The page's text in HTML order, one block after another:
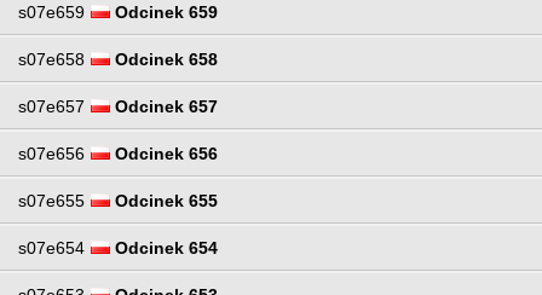
s07e659 Odcinek 659
s07e658 Odcinek 658
s07e657 Odcinek 657
s07e656 Odcinek 656
s07e655 Odcinek 655
s07e654 Odcinek 654